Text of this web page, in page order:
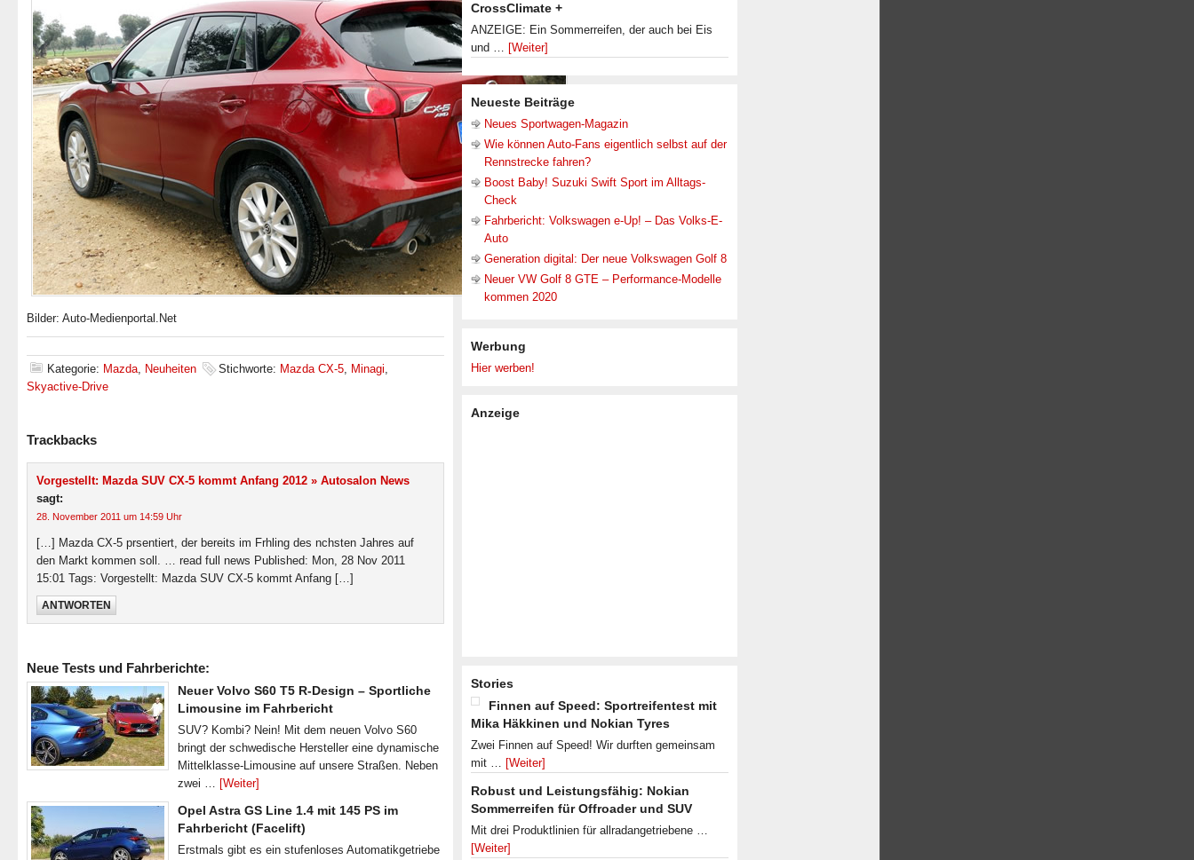
Bilder: Auto-Medienportal.Net
Kategorie: Mazda, Neuheiten Stichworte: Mazda CX-5, Minagi,
Skyactive-Drive
Trackbacks
Vorgestellt: Mazda SUV CX-5 kommt Anfang 2012 » Autosalon News
sagt:
28. November 2011 um 14:59 Uhr
[…] Mazda CX-5 prsentiert, der bereits im Frhling des nchsten Jahres auf
den Markt kommen soll. … read full news Published: Mon, 28 Nov 2011
15:01 Tags: Vorgestellt: Mazda SUV CX-5 kommt Anfang […]
ANTWORTEN
Neue Tests und Fahrberichte:
Neuer Volvo S60 T5 R-Design – Sportliche
Limousine im Fahrbericht
SUV? Kombi? Nein! Mit dem neuen Volvo S60
bringt der schwedische Hersteller eine dynamische
Mittelklasse-Limousine auf unsere Straßen. Neben
zwei … [Weiter]
Opel Astra GS Line 1.4 mit 145 PS im
Fahrbericht (Facelift)
Erstmals gibt es ein stufenloses Automatikgetriebe
CrossClimate +
ANZEIGE: Ein Sommerreifen, der auch bei Eis
und … [Weiter]
Neueste Beiträge
Neues Sportwagen-Magazin
Wie können Auto-Fans eigentlich selbst auf der
Rennstrecke fahren?
Boost Baby! Suzuki Swift Sport im Alltags-
Check
Fahrbericht: Volkswagen e-Up! – Das Volks-E-
Auto
Generation digital: Der neue Volkswagen Golf 8
Neuer VW Golf 8 GTE – Performance-Modelle
kommen 2020
Werbung
Hier werben!
Anzeige
Stories
Finnen auf Speed: Sportreifentest mit
Mika Häkkinen und Nokian Tyres
Zwei Finnen auf Speed! Wir durften gemeinsam
mit … [Weiter]
Robust und Leistungsfähig: Nokian
Sommerreifen für Offroader und SUV
Mit drei Produktlinien für allradangetriebene …
[Weiter]